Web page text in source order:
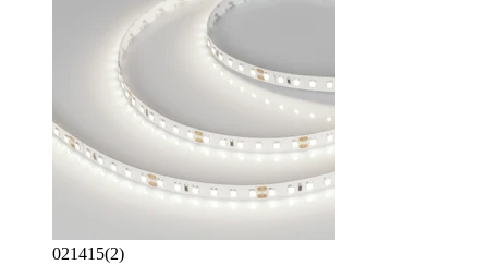
021415(2)